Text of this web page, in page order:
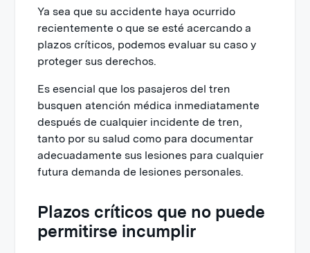
Ya sea que su accidente haya ocurrido
recientemente o que se esté acercando a
plazos críticos, podemos evaluar su caso y
proteger sus derechos.
Es esencial que los pasajeros del tren
busquen atención médica inmediatamente
después de cualquier incidente de tren,
tanto por su salud como para documentar
adecuadamente sus lesiones para cualquier
futura demanda de lesiones personales.
Plazos críticos que no puede
permitirse incumplir